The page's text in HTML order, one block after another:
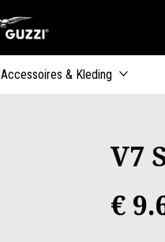
Accessoires & Kleding
V7
€